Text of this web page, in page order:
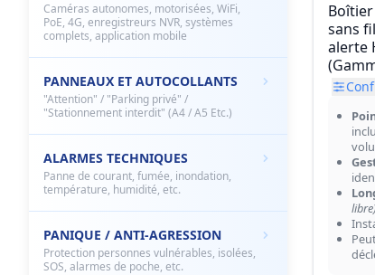
Caméras autonomes, motorisées, WiFi,
PoE, 4G, enregistreurs NVR, systèmes
complets, application mobile
PANNEAUX ET AUTOCOLLANTS
"Attention" / "Parking privé" /
"Stationnement interdit" (A4 / A5 Etc.)
ALARMES TECHNIQUES
Panne de courant, fumée, inondation,
température, humidité, etc.
PANIQUE / ANTI-AGRESSION
Protection personnes vulnérables, isolées,
SOS, alarmes de poche, etc.
sans
alerte
libre)